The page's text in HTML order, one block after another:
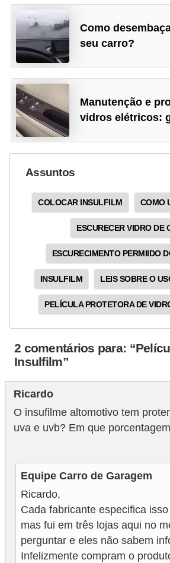
Como
seu carro?
Manutenção e
vidros elétricos:
Assuntos
COLOCAR INSULFILM COMO
ESCURECER VIDRO DE
ESCURECIMENTO PERMIIDO
INSULFILM LEIS SOBRE O
PELÍCULA PROTETORA DE
2 comentários para:
Insulfilm”
Ricardo
O insufilme altomotivo tem
uva e uvb? Em que
Equipe Carro de Garagem
Ricardo,
Cada fabricante especifica
mas fui em três lojas aqui no
perguntar e eles não sabem
Infelizmente compram o
o
t
e
r
s
R
e
c
a
l
ç
ã
S
e
u
r
a
n
ç
a